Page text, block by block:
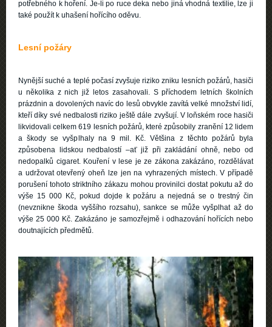
potřebného k hoření. Je-li po ruce deka nebo jiná vhodná textilie, lze ji
také použít k uhašení hořícího oděvu.
Lesní požáry
Nynější suché a teplé počasí zvyšuje riziko zniku lesních požárů, hasiči
u několika z nich již letos zasahovali. S příchodem letních školních
prázdnin a dovolených navíc do lesů obvykle zavítá velké množství lidí,
kteří díky své nedbalosti riziko ještě dále zvyšují. V loňském roce hasiči
likvidovali celkem 619 lesních požárů, které způsobily zranění 12 lidem
a škody se vyšplhaly na 9 mil. Kč. Většina z těchto požárů byla
způsobena lidskou nedbalostí –ať již při zakládání ohně, nebo od
nedopalků cigaret. Kouření v lese je ze zákona zakázáno, rozdělávat
a udržovat otevřený oheň lze jen na vyhrazených místech. V případě
porušení tohoto striktního zákazu mohou provinilci dostat pokutu až do
výše 15 000 Kč, pokud dojde k požáru a nejedná se o trestný čin
(nevznikne škoda vyššího rozsahu), sankce se může vyšplhat až do
výše 25 000 Kč. Zakázáno je samozřejmě i odhazování hořících nebo
doutnajících předmětů.